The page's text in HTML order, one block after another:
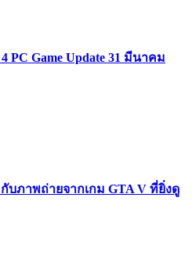
PC Game Update 31 มีนาคม
กับภาพถ่ายจากเกม GTA V ที่ยิ่งดู